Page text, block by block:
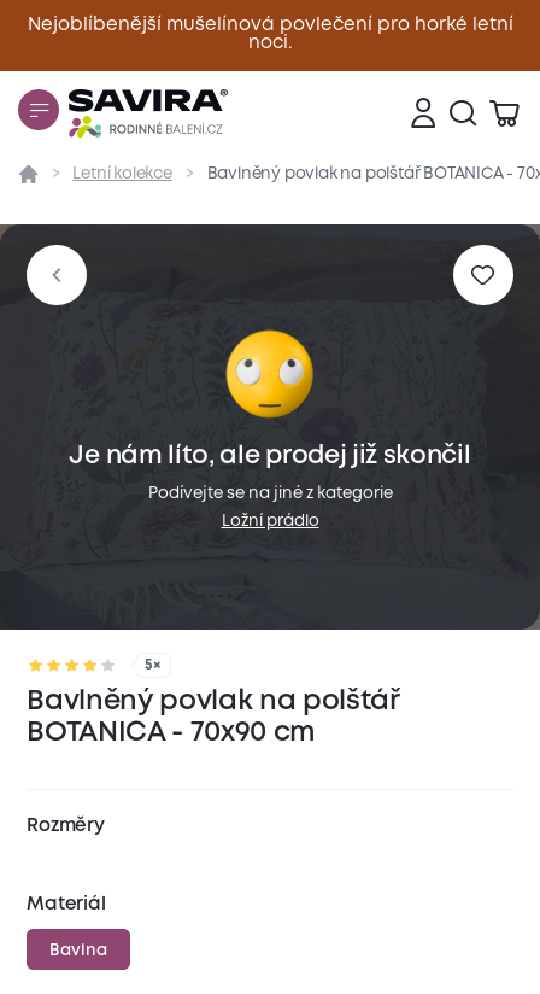
Nejoblíbenější mušelínová povlečení pro horké letní
noci.
Zavřít
Přehled Parametry Popis produktu Materiál
Letní kolekce Bavlněný povlak na polštář BOTANICA -
5×
Bavlněný povlak na polštář
BOTANICA - 70x90 cm
Rozměry
Materiál
Bavlna
Je nám líto, ale prodej již skončil
Podívejte se na jiné z kategorie
Ložní prádlo